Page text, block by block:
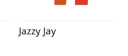
Jazzy Jay